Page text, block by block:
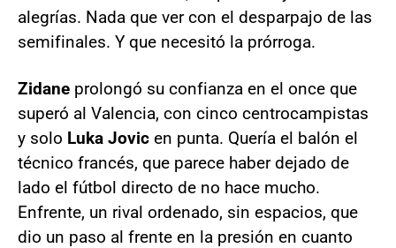
alegrías. Nada que ver con el desparpajo de las
semifinales. Y que necesitó la prórroga.
Zidane prolongó su confianza en el once que
superó al Valencia, con cinco centrocampistas
y solo Luka Jovic en punta. Quería el balón el
técnico francés, que parece haber dejado de
lado el fútbol directo de no hace mucho.
Enfrente, un rival ordenado, sin espacios, que
dio un paso al frente en la presión en cuanto